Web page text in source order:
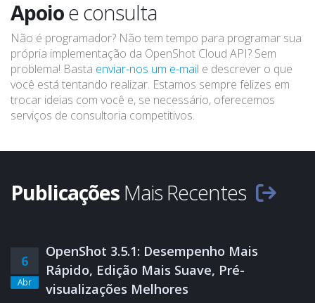
Apoioe consulta
Não é programador? Não tem tempo para programar sua
própria implementação da OpenShot Cloud API? Sem
problema! Basta enviar-nos um e-mail e descrever o que
você está tentando realizar. Estamos sempre felizes em
trocar ideias com você e, se necessário, oferecemos
serviços de consultoria competitivos.
Publicações Mais Recentes
6
Abr
OpenShot 3.5.1: Desempenho Mais
Rápido, Edição Mais Suave, Pré-
visualizações Melhores